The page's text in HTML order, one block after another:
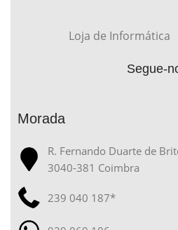
Loja de Informática
Segue-
Morada
R. Fernando Duarte de
3040-381 Coimbra
239 040 187*